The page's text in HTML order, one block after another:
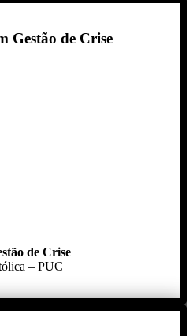
Gestão de Crise
de Crise
– PUC